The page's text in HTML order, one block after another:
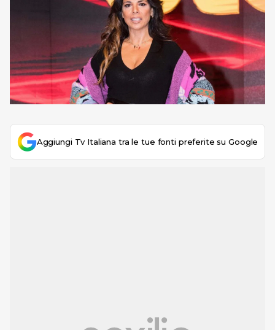
Aggiungi Tv Italiana tra le tue fonti preferite su Google